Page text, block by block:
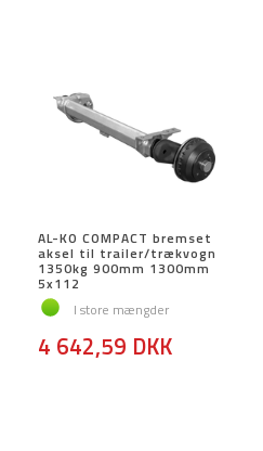
AL-KO COMPACT bremset
aksel til trailer/trækvogn
1350kg 900mm 1300mm
5x112
I store mængder
4 642,59 DKK